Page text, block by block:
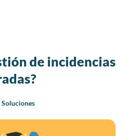
de incidencias
Soluciones